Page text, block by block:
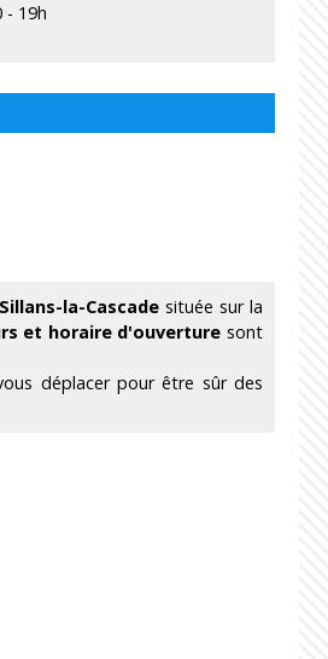
- 19h
la-Cascade située sur la
et horaire d'ouverture sont
déplacer pour être sûr des